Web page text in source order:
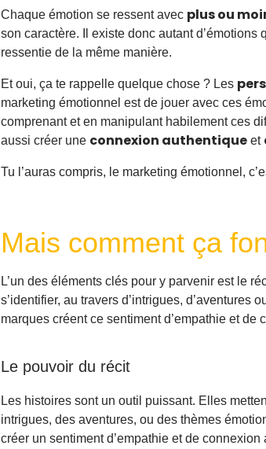
Chaque émotion se ressent avec plus ou
son caractère. Il existe donc autant d’émotions
ressentie de la même manière.
Et oui, ça te rappelle quelque chose ? Les
marketing émotionnel est de jouer avec ces
comprenant et en manipulant habilement ces
aussi créer une connexion authentique et
Tu l’auras compris, le marketing émotionnel,
Mais comment ça
L’un des éléments clés pour y parvenir est le
s’identifier, au travers d’intrigues,
marques créent ce sentiment d’empathie et
Le pouvoir du récit
Les histoires sont un outil puissant. Elles
intrigues, des aventures, ou des thèmes
créer un sentiment d’empathie et de